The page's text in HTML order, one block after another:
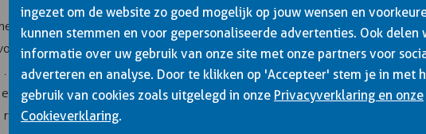
zul je één of meerdere vragen met ‘ja’ beantwoorden. De
bij het CBR beoordeeld. Zij bepalen of er meer informatie of
Dit kan bestaan uit een bezoek aan een door het CBR goedgekeurde
oordeel van het CBR of je mag deelnemen aan het praktijkexamen.
bij het CBR kost een lesuur en gaat gewoon van je pakket af.
ingezet om de website zo goed mogelijk op jouw wensen en
kunnen stemmen en voor gepersonaliseerde advertenties. Ook delen
informatie over uw gebruik van onze site met onze partners voor
adverteren en analyse. Door te klikken op 'Accepteer' stem je in met
gebruik van cookies zoals uitgelegd in onze Privacyverklaring en onze
Cookieverklaring.